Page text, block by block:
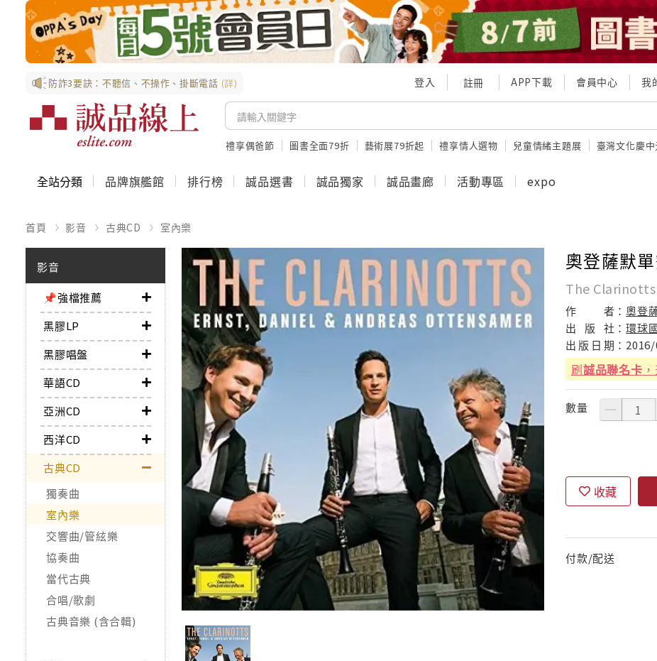
防詐3要訣：不聽信、不操作、掛斷電話 (詳) 登入 註冊 APP下載 會員中心 我
禮享偶爸節 圖書全面79折 藝術展79折起 禮享情人選物 兒童情緒主題展 臺灣文化慶中
全站分類 品牌旗艦館 排行榜 誠品選書 誠品獨家 誠品畫廊 活動專區 expo
首頁 影音 古典CD 室內樂
影音
📌強檔推薦
黑膠LP
黑膠唱盤
華語CD
亞洲CD
西洋CD
古典CD
獨奏曲
室內樂
交響曲/管絃樂
協奏曲
當代古典
合唱/歌劇
古典音樂 (含合輯)
奧登薩默
The Clarinotts
作 者：奧登
出
版 社：環球
出 版 日 期：
刷誠品聯名卡
數量
收藏
付款/配送